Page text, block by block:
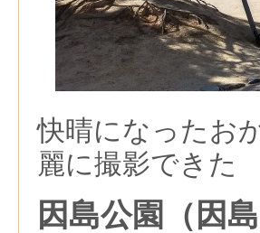
快晴になったお
麗に撮影できた
因島公園（因島